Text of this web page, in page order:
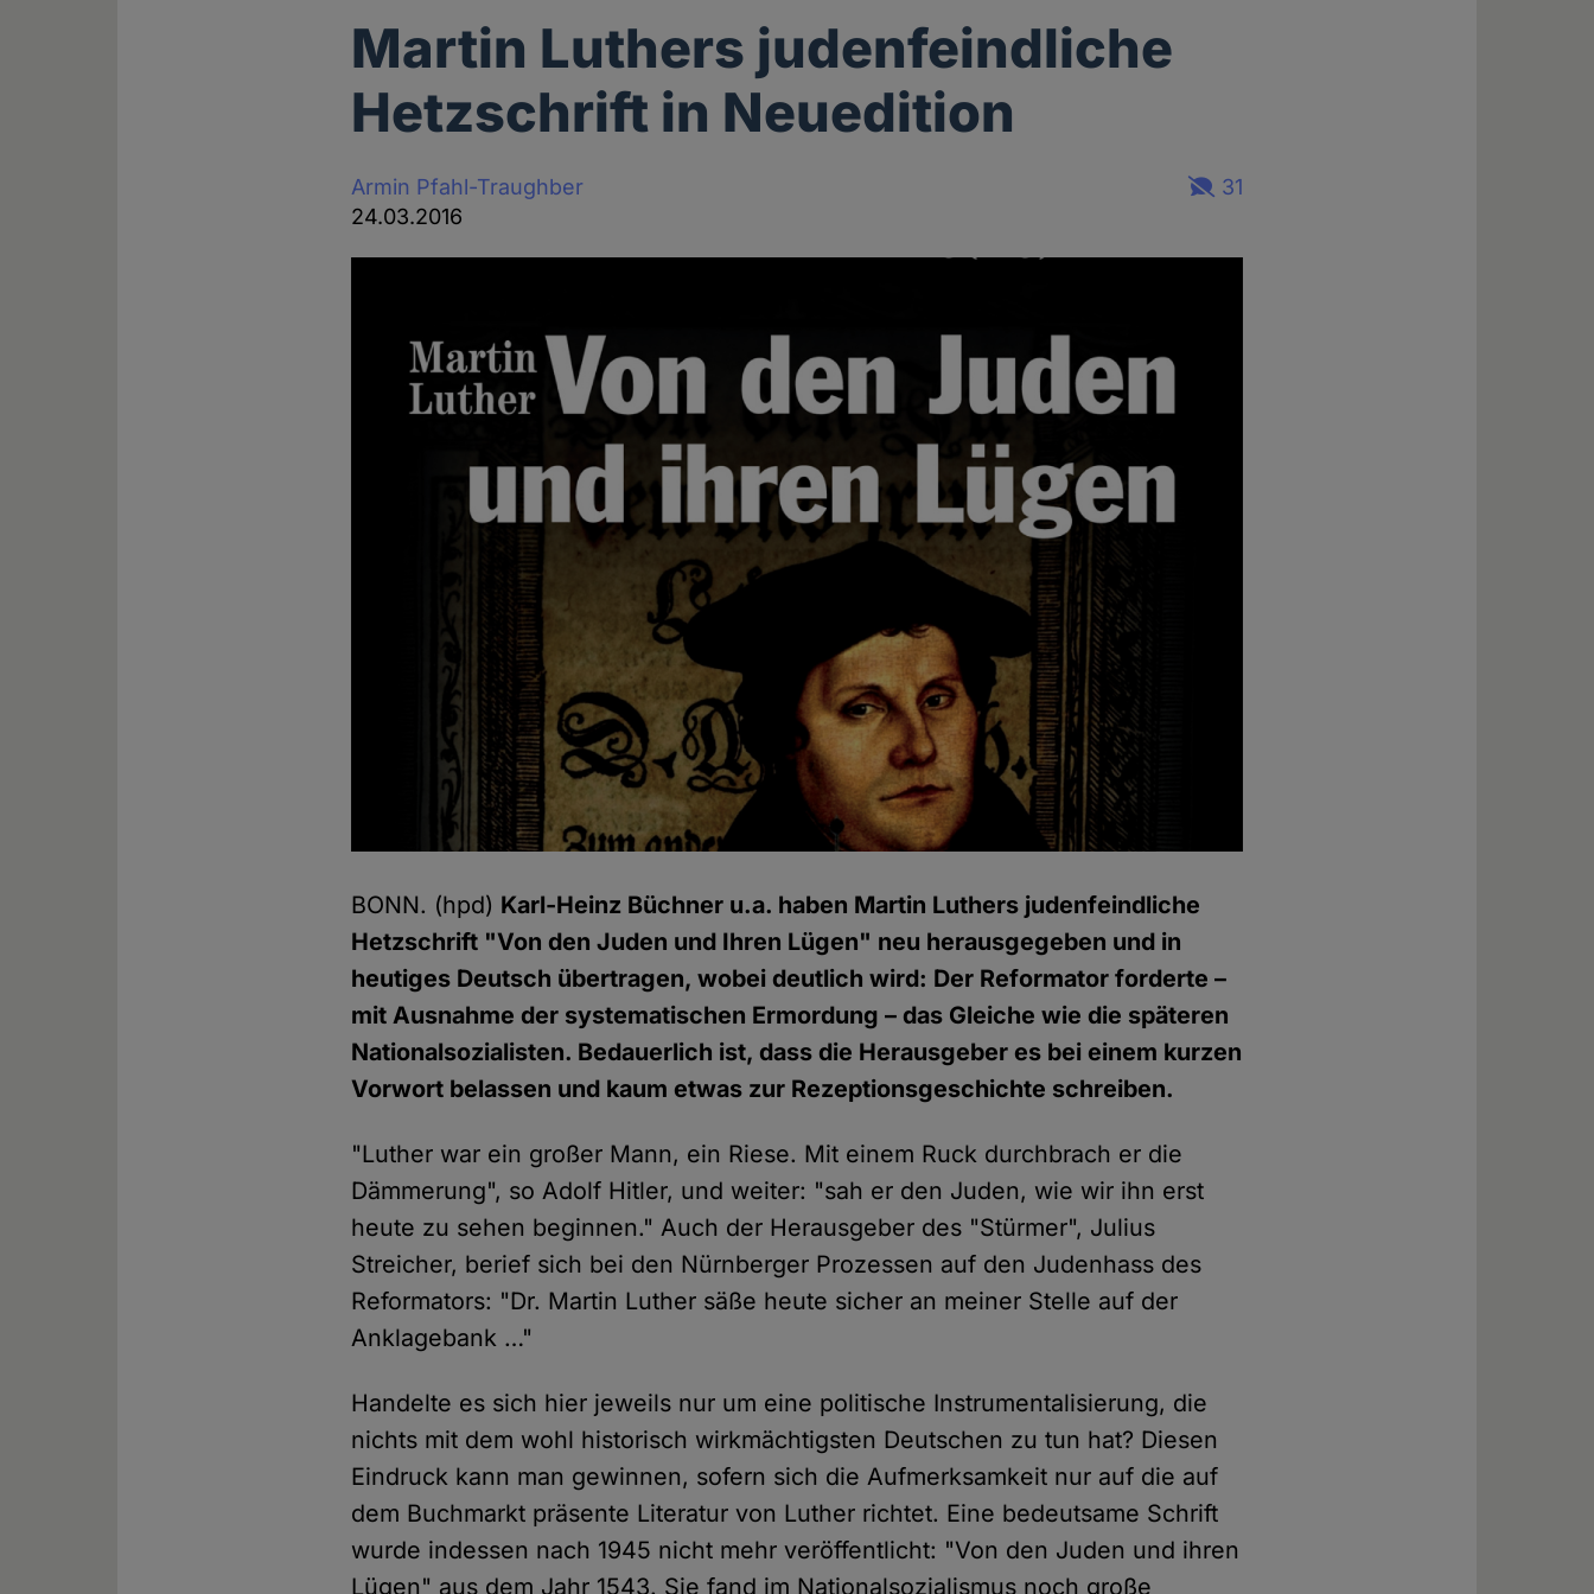
Martin Luthers judenfeindliche
Hetzschrift in Neuedition
Armin Pfahl-Traughber
24.03.2016
31
BONN. (hpd) Karl-Heinz Büchner u.a. haben Martin Luthers judenfeindliche
Hetzschrift "Von den Juden und Ihren Lügen" neu herausgegeben und in
heutiges Deutsch übertragen, wobei deutlich wird: Der Reformator forderte –
mit Ausnahme der systematischen Ermordung – das Gleiche wie die späteren
Nationalsozialisten. Bedauerlich ist, dass die Herausgeber es bei einem kurzen
Vorwort belassen und kaum etwas zur Rezeptionsgeschichte schreiben.
"Luther war ein großer Mann, ein Riese. Mit einem Ruck durchbrach er die
Dämmerung", so Adolf Hitler, und weiter: "sah er den Juden, wie wir ihn erst
heute zu sehen beginnen." Auch der Herausgeber des "Stürmer", Julius
Streicher, berief sich bei den Nürnberger Prozessen auf den Judenhass des
Reformators: "Dr. Martin Luther säße heute sicher an meiner Stelle auf der
Anklagebank …"
Handelte es sich hier jeweils nur um eine politische Instrumentalisierung, die
nichts mit dem wohl historisch wirkmächtigsten Deutschen zu tun hat? Diesen
Eindruck kann man gewinnen, sofern sich die Aufmerksamkeit nur auf die auf
dem Buchmarkt präsente Literatur von Luther richtet. Eine bedeutsame Schrift
wurde indessen nach 1945 nicht mehr veröffentlicht: "Von den Juden und ihren
Lügen" aus dem Jahr 1543. Sie fand im Nationalsozialismus noch große